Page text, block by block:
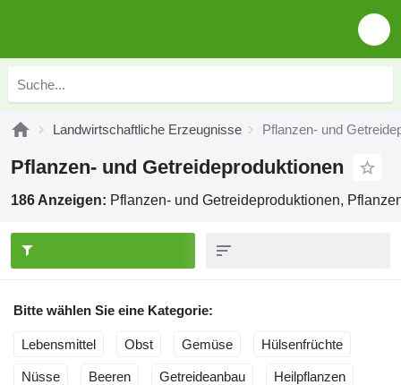
Landwirtschaftliche Erzeugnisse Pflanzen- und
Pflanzen- und Getreideproduktionen
186 Anzeigen: Pflanzen- und Getreideproduktionen,
Bitte wählen Sie eine Kategorie:
Lebensmittel Obst Gemüse Hülsenfrüchte
Nüsse Beeren Getreideanbau Heilpflanzen